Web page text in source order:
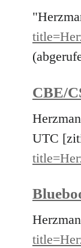
CBE/
UTC